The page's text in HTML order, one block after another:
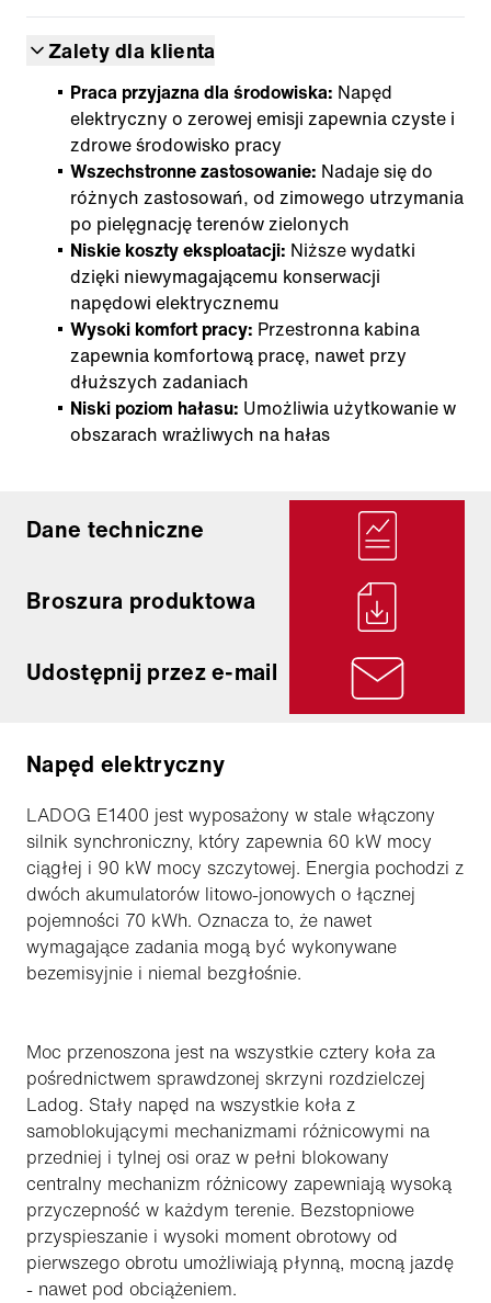
Zalety dla klienta
Praca przyjazna dla środowiska: Napęd
elektryczny o zerowej emisji zapewnia czyste i
zdrowe środowisko pracy
Wszechstronne zastosowanie: Nadaje się do
różnych zastosowań, od zimowego utrzymania
po pielęgnację terenów zielonych
Niskie koszty eksploatacji: Niższe wydatki
dzięki niewymagającemu konserwacji
napędowi elektrycznemu
Wysoki komfort pracy: Przestronna kabina
zapewnia komfortową pracę, nawet przy
dłuższych zadaniach
Niski poziom hałasu: Umożliwia użytkowanie w
obszarach wrażliwych na hałas
Dane techniczne
Broszura produktowa
Udostępnij przez e-mail
Napęd elektryczny
LADOG E1400 jest wyposażony w stale włączony
silnik synchroniczny, który zapewnia 60 kW mocy
ciągłej i 90 kW mocy szczytowej. Energia pochodzi z
dwóch akumulatorów litowo-jonowych o łącznej
pojemności 70 kWh. Oznacza to, że nawet
wymagające zadania mogą być wykonywane
bezemisyjnie i niemal bezgłośnie.
Moc przenoszona jest na wszystkie cztery koła za
pośrednictwem sprawdzonej skrzyni rozdzielczej
Ladog. Stały napęd na wszystkie koła z
samoblokującymi mechanizmami różnicowymi na
przedniej i tylnej osi oraz w pełni blokowany
centralny mechanizm różnicowy zapewniają wysoką
przyczepność w każdym terenie. Bezstopniowe
przyspieszanie i wysoki moment obrotowy od
pierwszego obrotu umożliwiają płynną, mocną jazdę
- nawet pod obciążeniem.